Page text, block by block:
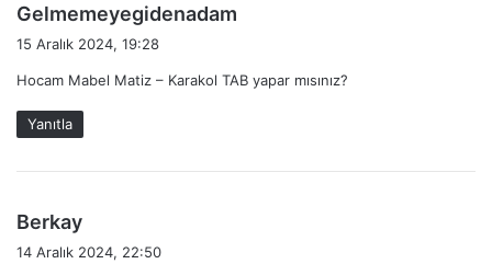
Gelmemeyegidenadam
i
15 Aralık 2024, 19:28
Hocam Mabel Matiz – Karakol TAB yapar mısınız?
Yanıtla
Berkay
14 Aralık 2024, 22:50